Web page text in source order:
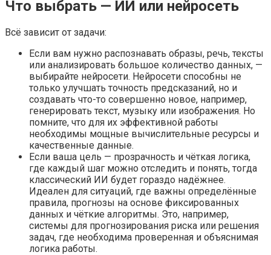
Что выбрать — ИИ или нейросеть
Всё зависит от задачи:
Если вам нужно распознавать образы, речь, тексты
или анализировать большое количество данных, —
выбирайте нейросети. Нейросети способны не
только улучшать точность предсказаний, но и
создавать что-то совершенно новое, например,
генерировать текст, музыку или изображения. Но
помните, что для их эффективной работы
необходимы мощные вычислительные ресурсы и
качественные данные.
Если ваша цель — прозрачность и чёткая логика,
где каждый шаг можно отследить и понять, тогда
классический ИИ будет гораздо надёжнее.
Идеален для ситуаций, где важны определённые
правила, прогнозы на основе фиксированных
данных и чёткие алгоритмы. Это, например,
системы для прогнозирования риска или решения
задач, где необходима проверенная и объяснимая
логика работы.